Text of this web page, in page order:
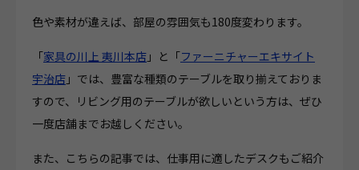
色や素材が違えば、部屋の雰囲気も180度変わります。
「家具の川上 夷川本店 」と「ファーニチャーエキサイト
宇治店 」では、豊富な種類のテーブルを取り揃えておりま
すので、リビング用のテーブルが欲しいという方は、ぜひ
一度店舗までお越しください。
また、こちらの記事では、仕事用に適したデスクもご紹介